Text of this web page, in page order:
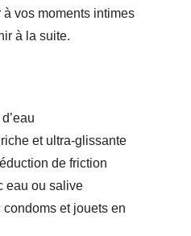
vos moments intimes
à la suite.
et ultra-glissante
de friction
eau ou salive
et jouets en